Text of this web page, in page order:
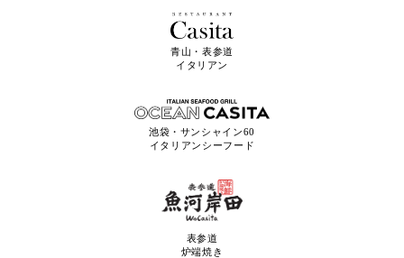
青山・表参道
イタリアン
池袋・サンシャイン60
イタリアンシーフード
表参道
炉端焼き